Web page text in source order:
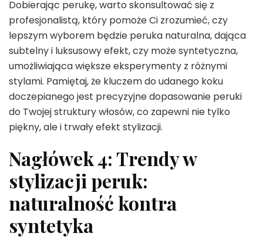
Dobierając perukę, warto skonsultować się z
profesjonalistą, który pomoże Ci zrozumieć, czy
lepszym wyborem będzie peruka naturalna, dająca
subtelny i luksusowy efekt, czy może syntetyczna,
umożliwiająca większe eksperymenty z różnymi
stylami. Pamiętaj, że kluczem do udanego koku
doczepianego jest precyzyjne dopasowanie peruki
do Twojej struktury włosów, co zapewni nie tylko
piękny, ale i trwały efekt stylizacji.
Nagłówek 4: Trendy w
stylizacji peruk:
naturalność kontra
syntetyka